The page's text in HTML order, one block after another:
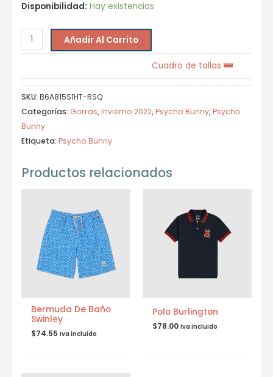
Disponibilidad: Hay existencias
Añadir Al Carrito
Cuadro de tallas
SKU: B6A815S1HT-RSQ
Categorías: Gorras,Invierno 2022,Psycho Bunny,Psycho
Bunny
Etiqueta: Psycho Bunny
Productos relacionados
Bermuda De Baño
Swinley
$74.55 Iva incluido
Polo Burlington
$78.00 Iva incluido